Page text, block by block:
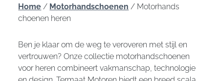
Home / Motorhandschoenen / Motorhands
choenen heren
Ben je klaar om de weg te veroveren met stijl en
vertrouwen? Onze collectie motorhandschoenen
voor heren combineert vakmanschap, technologie